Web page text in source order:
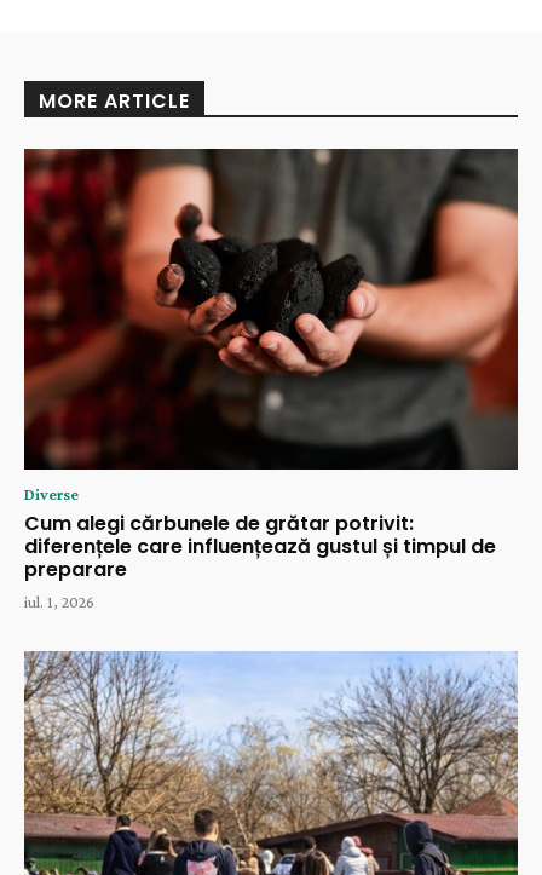
MORE ARTICLE
Diverse
Cum alegi cărbunele de grătar potrivit:
diferențele care influențează gustul și timpul de
preparare
iul. 1, 2026